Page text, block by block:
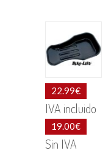
22.99€
IVA incluido
19.00€
Sin IVA